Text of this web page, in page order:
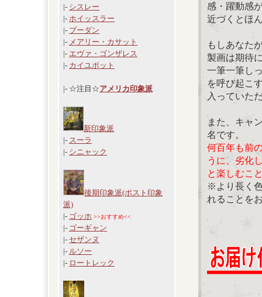
|- シスレー
|- ホイッスラー
|- ブーダン
|- メアリー・カサット
|- エヴァ・ゴンザレス
|- カイユボット
|- ☆注目☆アメリカ印象派
新印象派
|- スーラ
|- シニャック
後期印象派(ポスト印象
派)
|- ゴッホ >>おすすめ<<
|- ゴーギャン
|- セザンヌ
|- ルソー
|- ロートレック
感・躍動感
近づくとほ
もしあなた
製画は期待
一筆一筆し
を呼び起こ
入っていた
また、キャ
名です。
何百年も前
うに、劣化
と楽しむこ
※より長く
れることを